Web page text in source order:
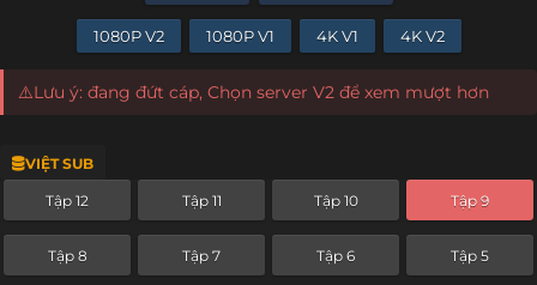
1080P V2 1080P V1 4K V1 4K V2
⚠️Lưu ý: đang đứt cáp, Chọn server V2 để xem mượt hơn
VIỆT SUB
Tập 12 Tập 11 Tập 10 Tập 9
Tập 8 Tập 7 Tập 6 Tập 5